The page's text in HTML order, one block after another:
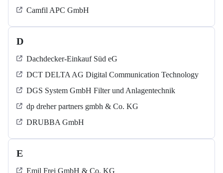
Camfil APC GmbH
D
Dachdecker-Einkauf Süd eG
DCT DELTA AG Digital Communication Technology
DGS System GmbH Filter und Anlagentechnik
dp dreher partners gmbh & Co. KG
DRUBBA GmbH
E
Emil Frei GmbH & Co. KG